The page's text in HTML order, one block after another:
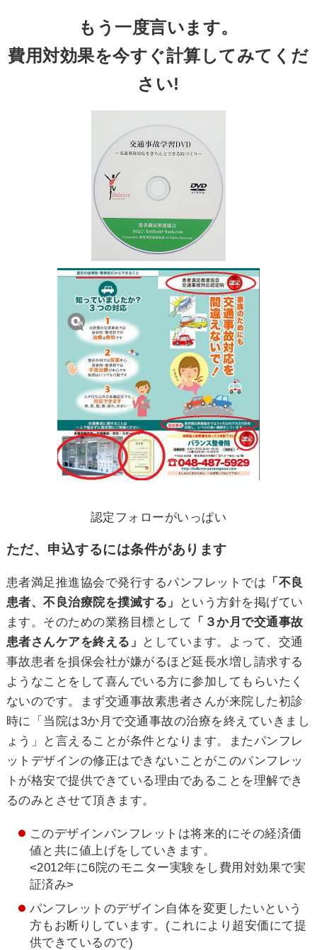
もう一度言います。
費用対効果を今すぐ計算してみてくだ
さい!
認定フォローがいっぱい
ただ、申込するには条件があります
患者満足推進協会で発行するパンフレットでは 「不良
患者、不良治療院を撲滅する」
という方針を掲げてい
ます。そのための業務目標として
「３か月で交通事故
患者さんケアを終える」
としています。よって、交通
事故患者を損保会社が嫌がるほど延長水増し請求する
ようなことをして喜んでいる方に参加してもらいたく
ないのです。まず交通事故素患者さんが来院した初診
時に「当院は3か月で交通事故の治療を終えていきまし
ょう」と言えることが条件となります。またパンフレ
ットデザインの修正はできないことがこのパンフレッ
トが格安で提供できている理由であることを理解でき
るのみとさせて頂きます。
このデザインパンフレットは将来的にその経済価
値と共に値上げをしていきます。
<2012年に6院のモニター実験をし費用対効果で実
証済み>
パンフレットのデザイン自体を変更したいという
方もお断りしています。(これにより超安価にて提
供できているので)